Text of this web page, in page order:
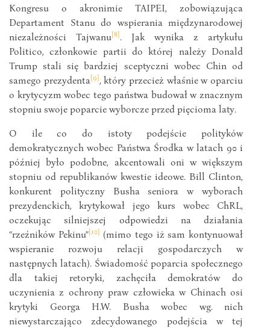
Kongresu o akronimie TAIPEI, zobowiązująca
Departament Stanu do wspierania międzynarodowej
niezależności Tajwanu[8]. Jak wynika z artykułu
Politico, członkowie partii do której należy Donald
Trump stali się bardziej sceptyczni wobec Chin od
samego prezydenta[9], który przecież właśnie w oparciu
o krytycyzm wobec tego państwa budował w znacznym
stopniu swoje poparcie wyborcze przed pięcioma laty.
O ile co do istoty podejście polityków
demokratycznych wobec Państwa Środka w latach 90 i
później było podobne, akcentowali oni w większym
stopniu od republikanów kwestie ideowe. Bill Clinton,
konkurent polityczny Busha seniora w wyborach
prezydenckich, krytykował jego kurs wobec ChRL,
oczekując silniejszej odpowiedzi na działania
“rzeźników Pekinu”[10] (mimo tego iż sam kontynuował
wspieranie rozwoju relacji gospodarczych w
następnych latach). Świadomość poparcia społecznego
dla takiej retoryki, zachęciła demokratów do
uczynienia z ochrony praw człowieka w Chinach osi
krytyki Georga H.W. Busha wobec wg. nich
niewystarczająco zdecydowanego podejścia w tej